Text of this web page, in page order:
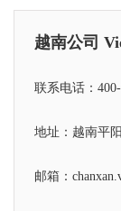
越南公司
联系电话：
地址：越南平
邮箱：